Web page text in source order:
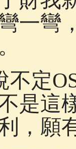
一彎
不定
是這
，願